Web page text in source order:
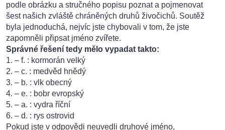
podle obrázku a stručného popisu poznat a pojmenovat
šest našich zvláště chráněných druhů živočichů. Soutěž
byla jednoduchá, nejvíc jste chybovali v tom, že jste
zapomněli připsat jméno zvířete.
Správné řešení tedy mělo vypadat takto:
1. – f. : kormorán velký
2. – c. : medvěd hnědý
3. – b. : vlk obecný
4. – e. : bobr evropský
5. – a. : vydra říční
6. – d. : rys ostrovid
Pokud jste v odpovědi neuvedli druhové jméno,